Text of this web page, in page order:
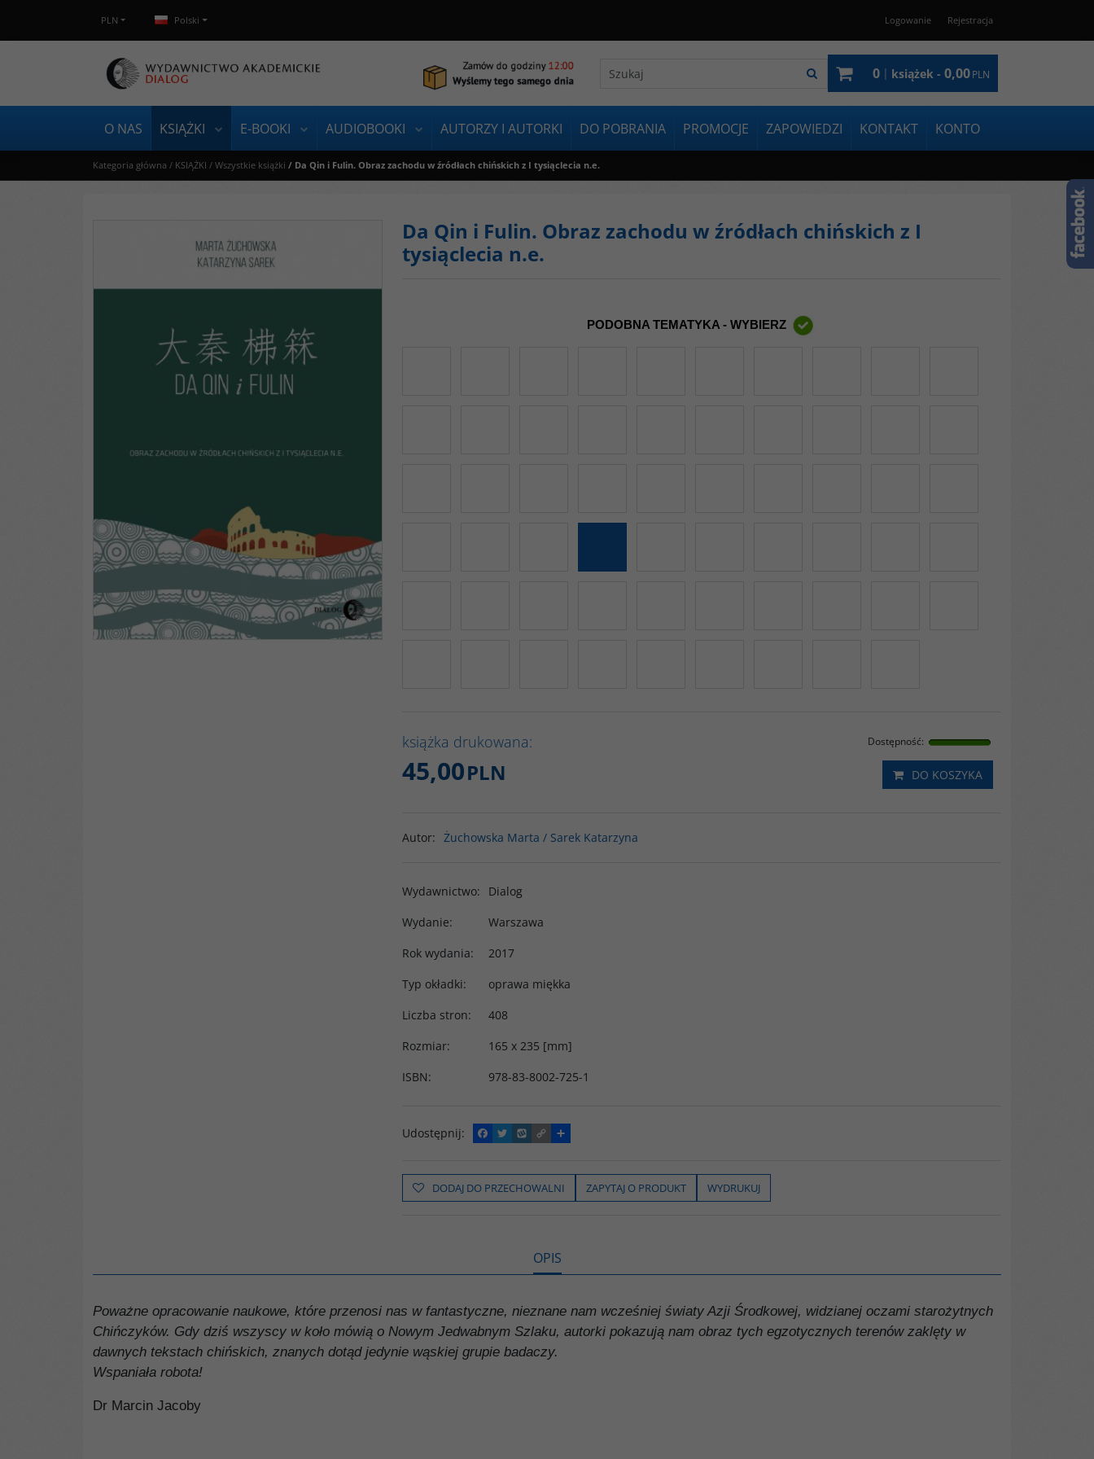
PLN Polski Logowanie Rejestracja
0 | książek - 0,00PLN
O NAS KSIĄŻKI E-BOOKI AUDIOBOOKI AUTORZY I AUTORKI DO POBRANIA PROMOCJE ZAPOWIEDZI KONTAKT KONTO
Kategoria główna / KSIĄŻKI / Wszystkie książki / Da Qin i Fulin. Obraz zachodu w źródłach chińskich z I tysiąclecia n.e.
Da Qin i Fulin. Obraz zachodu w źródłach chińskich z I
tysiąclecia n.e.
PODOBNA TEMATYKA - WYBIERZ
książka drukowana: Dostępność:
45,00PLN DO KOSZYKA
Autor: Żuchowska Marta / Sarek Katarzyna
Wydawnictwo:
Dialog
Wydanie:
Warszawa
Rok wydania:
2017
Typ okładki:
oprawa miękka
Liczba stron:
408
Rozmiar:
165 x 235 [mm]
ISBN: 978-83-8002-725-1
Udostępnij:
F
a
e
b
o
T
w
t
t
e
W
y
o
p
C
o
y
L
i
P
o
z
i
e
ę
DODAJ DO PRZECHOWALNI ZAPYTAJ O PRODUKT WYDRUKUJ
OPIS
Poważne opracowanie naukowe, które przenosi nas w fantastyczne, nieznane nam wcześniej światy Azji Środkowej, widzianej oczami starożytnych
Chińczyków. Gdy dziś wszyscy w koło mówią o Nowym Jedwabnym Szlaku, autorki pokazują nam obraz tych egzotycznych terenów zaklęty w
dawnych tekstach chińskich, znanych dotąd jedynie wąskiej grupie badaczy.
Wspaniała robota!
Dr Marcin Jacoby